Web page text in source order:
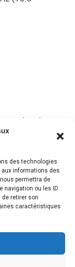
des technologies
informations des
permettra de
navigation ou les ID
retirer son
caractéristiques
(Brut)
120Hz et